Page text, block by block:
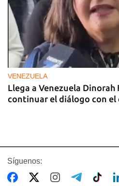
VENEZUELA
Llega a Venezuela Dinorah
continuar el diálogo con el
Síguenos: